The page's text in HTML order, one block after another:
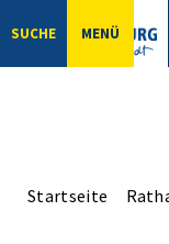
SUCHE MENÜ
Startseite